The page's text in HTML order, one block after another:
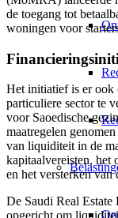
de toegang tot
woningen voor
Het initiatief is er ook
particuliere sector te
voor Saoedische
maatregelen
van liquiditeit in de
kapitaalvereisten,
en het versterken van
De Saudi Real